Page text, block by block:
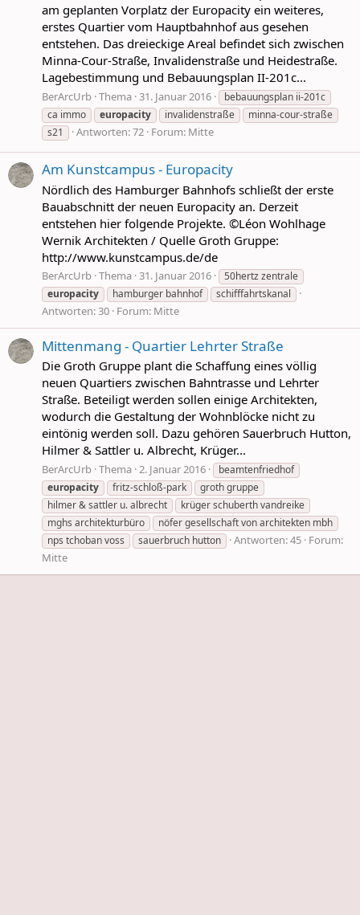
am geplanten Vorplatz der Europacity ein weiteres,
erstes Quartier vom Hauptbahnhof aus gesehen
entstehen. Das dreieckige Areal befindet sich zwischen
Minna-Cour-Straße, Invalidenstraße und Heidestraße.
Lagebestimmung und Bebauungsplan II-201c...
BerArcUrb Thema 31. Januar 2016
bebauungsplan ii-201c
ca immo
europacity invalidenstraße
minna-cour-straße
s21
Antworten: 72 Forum: Mitte
Am Kunstcampus - Europacity
Nördlich des Hamburger Bahnhofs schließt der erste
Bauabschnitt der neuen Europacity an. Derzeit
entstehen hier folgende Projekte. ©Léon Wohlhage
Wernik Architekten / Quelle Groth Gruppe:
http://www.kunstcampus.de/de
BerArcUrb Thema 31. Januar 2016
50hertz zentrale
europacity
hamburger bahnhof schifffahrtskanal
Antworten: 30 Forum: Mitte
Mittenmang - Quartier Lehrter Straße
Die Groth Gruppe plant die Schaffung eines völlig
neuen Quartiers zwischen Bahntrasse und Lehrter
Straße. Beteiligt werden sollen einige Architekten,
wodurch die Gestaltung der Wohnblöcke nicht zu
eintönig werden soll. Dazu gehören Sauerbruch Hutton,
Hilmer & Sattler u. Albrecht, Krüger...
BerArcUrb Thema 2. Januar 2016
beamtenfriedhof
europacity
fritz-schloß-park
groth gruppe
hilmer & sattler u. albrecht
krüger schuberth vandreike
mghs architekturbüro
nöfer gesellschaft von architekten mbh
nps tchoban voss
sauerbruch hutton Antworten: 45 Forum:
Mitte